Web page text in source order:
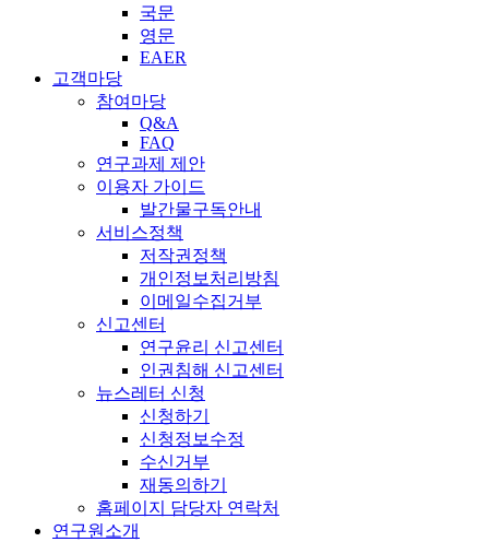
국문
영문
EAER
고객마당
참여마당
Q&A
FAQ
연구과제 제안
이용자 가이드
발간물구독안내
서비스정책
저작권정책
개인정보처리방침
이메일수집거부
신고센터
연구윤리 신고센터
인권침해 신고센터
뉴스레터 신청
신청하기
신청정보수정
수신거부
재동의하기
홈페이지 담당자 연락처
연구원소개